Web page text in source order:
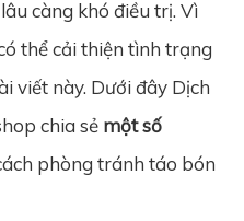
càng khó điều trị. Vì
thể cải thiện tình trạng
viết này. Dưới đây Dịch
chia sẻ một số
phòng tránh táo bón